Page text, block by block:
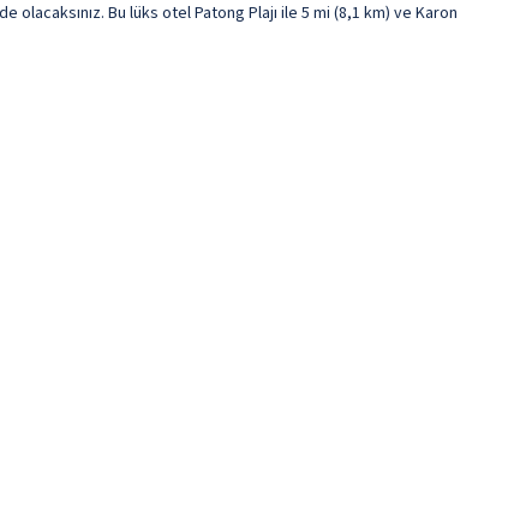
Bu lüks otel Patong Plajı ile 5 mi (8,1 km) ve Karon